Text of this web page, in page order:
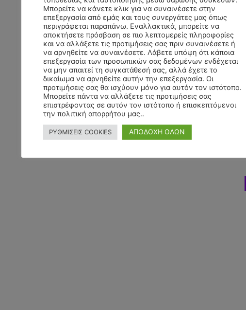
Μπορείτε να κάνετε κλικ για να συναινέσετε στην
επεξεργασία από εμάς και τους συνεργάτες μας όπως
περιγράφεται παραπάνω. Εναλλακτικά, μπορείτε να
αποκτήσετε πρόσβαση σε πιο λεπτομερείς πληροφορίες
και να αλλάξετε τις προτιμήσεις σας πριν συναινέσετε ή
να αρνηθείτε να συναινέσετε. Λάβετε υπόψη ότι κάποια
επεξεργασία των προσωπικών σας δεδομένων ενδέχεται
να μην απαιτεί τη συγκατάθεσή σας, αλλά έχετε το
δικαίωμα να αρνηθείτε αυτήν την επεξεργασία. Οι
προτιμήσεις σας θα ισχύουν μόνο για αυτόν τον ιστότοπο.
Μπορείτε πάντα να αλλάξετε τις προτιμήσεις σας
επιστρέφοντας σε αυτόν τον ιστότοπο ή επισκεπτόμενοι
την πολιτική απορρήτου μας..
ΡΥΘΜΙΣΕΙΣ COOKIES ΑΠΟΔΟΧΗ ΟΛΩΝ